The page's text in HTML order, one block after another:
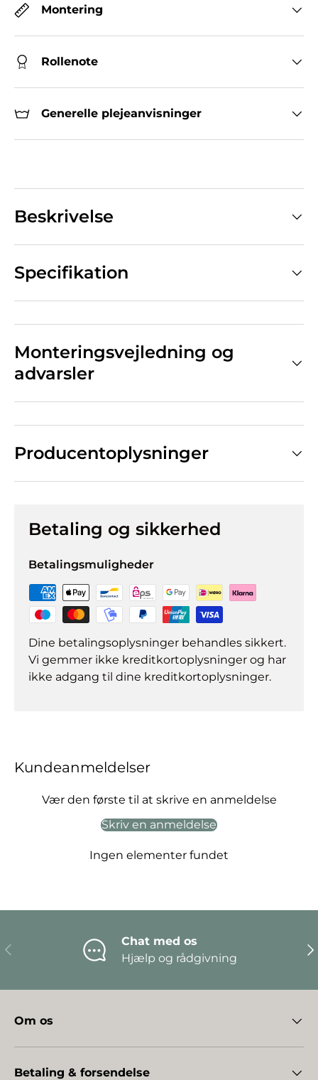
Montering
Rollenote
Generelle plejeanvisninger
Beskrivelse
Specifikation
Monteringsvejledning og
advarsler
Producentoplysninger
Betaling og sikkerhed
Betalingsmuligheder
Dine betalingsoplysninger behandles sikkert.
Vi gemmer ikke kreditkortoplysninger og har
ikke adgang til dine kreditkortoplysninger.
Kundeanmeldelser
Vær den første til at skrive en anmeldelse
Skriv en anmeldelse
Ingen elementer fundet
Forrige
Chat med os
Hjælp og rådgivning
Om os
Betaling & forsendelse